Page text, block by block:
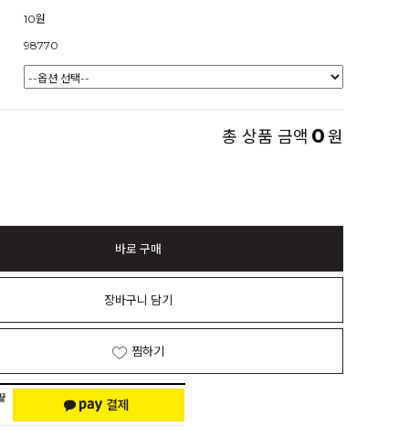
10원
98770
총 상품 금액 0원
바로 구매
장바구니 담기
찜하기